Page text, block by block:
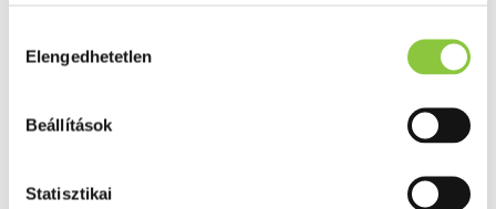
kiválasztása
Elengedhetetlen
Beállítások
Statisztikai